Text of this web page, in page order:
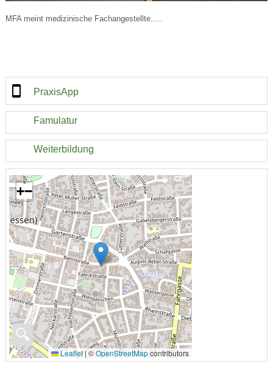
MFA meint medizinische Fachangestellte.....
PraxisApp
Famulatur
Weiterbildung
🔍
+−
Leaflet|©OpenStreetMapcontributors